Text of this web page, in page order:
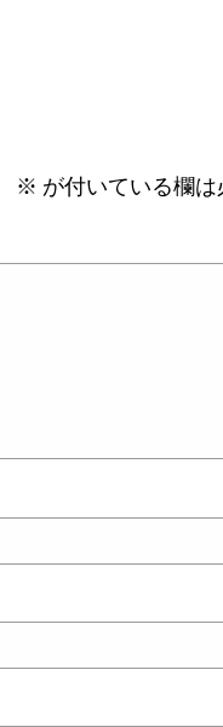
※ が付いている欄